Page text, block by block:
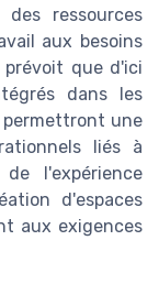
ressources
aux besoins
prévoit que d'ici
dans les
permettront une
liés à
l'expérience
d'espaces
aux exigences